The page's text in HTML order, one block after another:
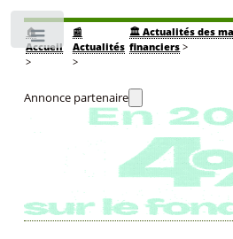
🏠
Accueil
>
📰
Actualités
>
🏛️ Actualités des
financiers >
Annonce partenaire
Toggle